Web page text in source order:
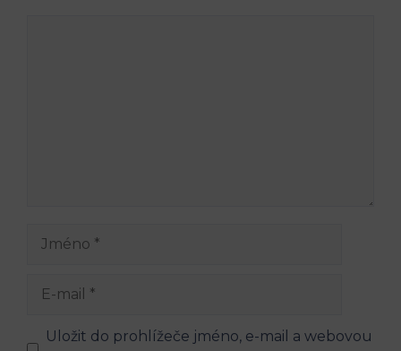
Jméno
Uložit do prohlížeče jméno, e-mail a webovou